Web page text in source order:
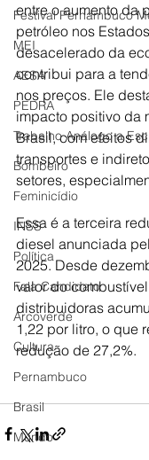
Festival Pernambuco
MEI
AESA
PEDRA
Trabalho Análogo a
Bombeiro
Feminicídio
INSS
Política
Fala Candidato
Arcoverde
Cultura
Pernambuco
Brasil
Mundo
entre o aumento da
petróleo nos
desacelerado da
contribui para a
nos preços. Ele
impacto positivo da
Brasil, com efeitos
transportes e
setores,
Essa é a terceira
diesel anunciada
2025. Desde
valor do
distribuidoras
1,22 por litro, o que
redução de 27,2%.